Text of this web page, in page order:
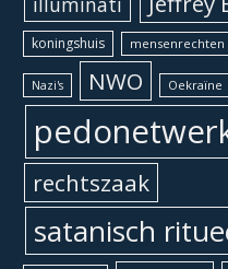
koningshuis mensenrechten
Nazi's NWO Oekraïne
rechtszaak
satanisch